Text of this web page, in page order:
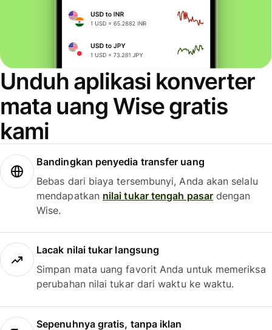
Unduh aplikasi konverter
mata uang Wise gratis
kami
Bandingkan penyedia transfer uang
Bebas dari biaya tersembunyi, Anda akan selalu
mendapatkan nilai tukar tengah pasardengan
Wise.
Lacak nilai tukar langsung
Simpan mata uang favorit Anda untuk memeriksa
perubahan nilai tukar dari waktu ke waktu.
Sepenuhnya gratis, tanpa iklan